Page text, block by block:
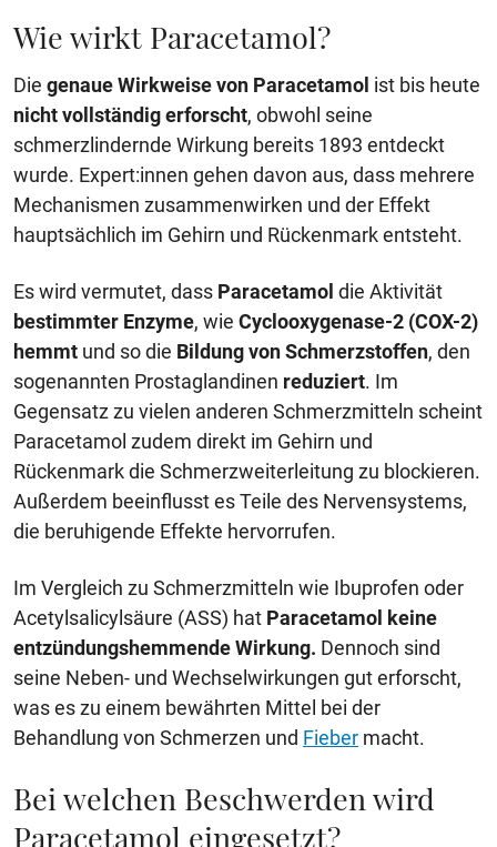
Wie wirkt Paracetamol?
Die genaue Wirkweise von Paracetamol ist bis heute
nicht vollständig erforscht, obwohl seine
schmerzlindernde Wirkung bereits 1893 entdeckt
wurde. Expert:innen gehen davon aus, dass mehrere
Mechanismen zusammenwirken und der Effekt
hauptsächlich im Gehirn und Rückenmark entsteht.
Es wird vermutet, dass Paracetamol die Aktivität
bestimmter Enzyme, wie Cyclooxygenase-2 (COX-2)
hemmt und so die Bildung von Schmerzstoffen, den
sogenannten Prostaglandinen reduziert. Im
Gegensatz zu vielen anderen Schmerzmitteln scheint
Paracetamol zudem direkt im Gehirn und
Rückenmark die Schmerzweiterleitung zu blockieren.
Außerdem beeinflusst es Teile des Nervensystems,
die beruhigende Effekte hervorrufen.
Im Vergleich zu Schmerzmitteln wie Ibuprofen oder
Acetylsalicylsäure (ASS) hat Paracetamol keine
entzündungshemmende Wirkung. Dennoch sind
seine Neben- und Wechselwirkungen gut erforscht,
was es zu einem bewährten Mittel bei der
Behandlung von Schmerzen und Fieber macht.
Bei welchen Beschwerden wird
Paracetamol eingesetzt?